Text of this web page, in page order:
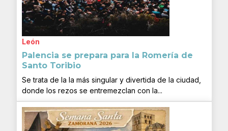
León
Palencia se prepara para la Romería de
Santo Toribio
Se trata de la la más singular y divertida de la ciudad,
donde los rezos se entremezclan con la...